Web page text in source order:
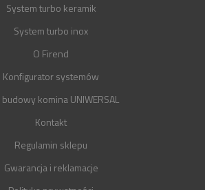
System turbo keramik
System turbo inox
O Firend
Konfigurator systemów
budowy komina UNIWERSAL
Kontakt
Regulamin sklepu
Gwarancja i reklamacje